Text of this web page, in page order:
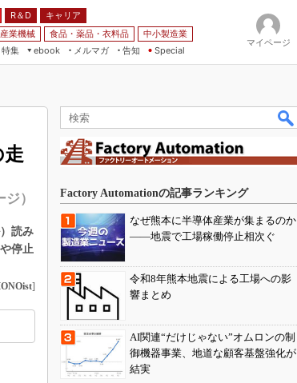
R＆D
キャリア
産業機械 食品・薬品・衣料品
中小製造業
特集
ebook
メルマガ
告知 Special
マイページ
ジ）
読み
停止
]
Factory Automationの記事ランキング
なぜ熊本に半導体産業が集まるのか
――地震で工場稼働停止相次ぐ
令和8年熊本地震による工場への影
響まとめ
AI関連“だけじゃない”オムロンの制
御機器事業、地道な顧客基盤強化が
結実